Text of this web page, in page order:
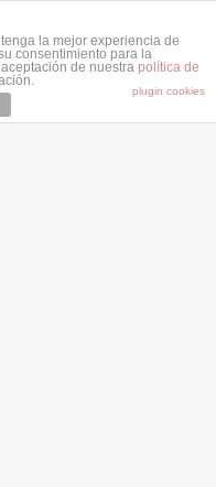
la mejor experiencia de
consentimiento para la
de nuestra política de
plugin cookies